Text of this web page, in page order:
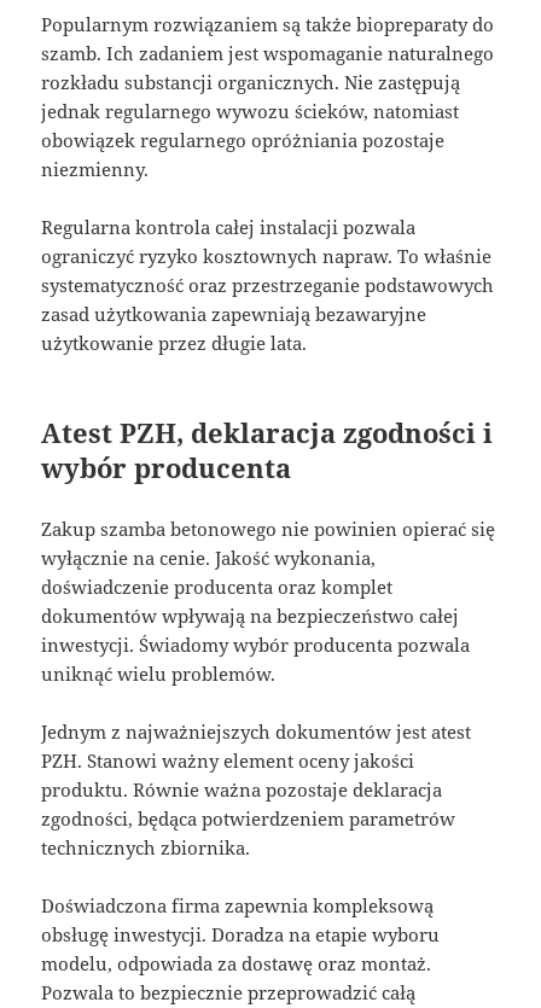
Popularnym rozwiązaniem są także biopreparaty do
szamb. Ich zadaniem jest wspomaganie naturalnego
rozkładu substancji organicznych. Nie zastępują
jednak regularnego wywozu ścieków, natomiast
obowiązek regularnego opróżniania pozostaje
niezmienny.
Regularna kontrola całej instalacji pozwala
ograniczyć ryzyko kosztownych napraw. To właśnie
systematyczność oraz przestrzeganie podstawowych
zasad użytkowania zapewniają bezawaryjne
użytkowanie przez długie lata.
Atest PZH, deklaracja zgodności i
wybór producenta
Zakup szamba betonowego nie powinien opierać się
wyłącznie na cenie. Jakość wykonania,
doświadczenie producenta oraz komplet
dokumentów wpływają na bezpieczeństwo całej
inwestycji. Świadomy wybór producenta pozwala
uniknąć wielu problemów.
Jednym z najważniejszych dokumentów jest atest
PZH. Stanowi ważny element oceny jakości
produktu. Równie ważna pozostaje deklaracja
zgodności, będąca potwierdzeniem parametrów
technicznych zbiornika.
Doświadczona firma zapewnia kompleksową
obsługę inwestycji. Doradza na etapie wyboru
modelu, odpowiada za dostawę oraz montaż.
Pozwala to bezpiecznie przeprowadzić całą